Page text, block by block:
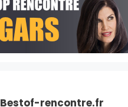
Bestof-rencontre.fr